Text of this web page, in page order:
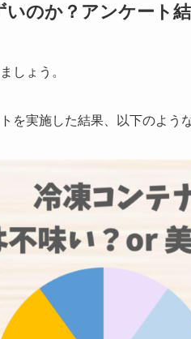
のか？アンケート
しょう。
を実施した結果、以下のよう